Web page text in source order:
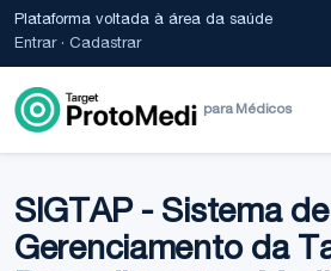
Plataforma voltada à área da saúde
Entrar· Cadastrar
para Médicos
SIGTAP - Sistema de
Gerenciamento da